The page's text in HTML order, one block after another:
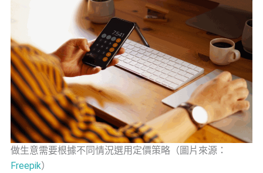
做生意需要根據不同情況選用定價策略（圖片來源：
Freepik）